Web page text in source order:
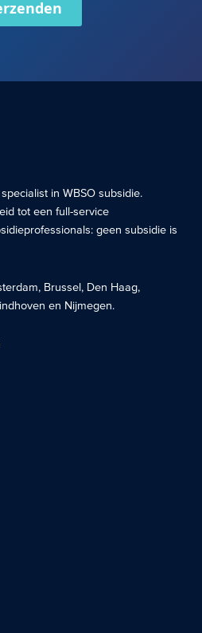
specialist inWBSO subsidie.
tot een full-service
geen subsidie is
, Brussel, Den Haag,
en Nijmegen.